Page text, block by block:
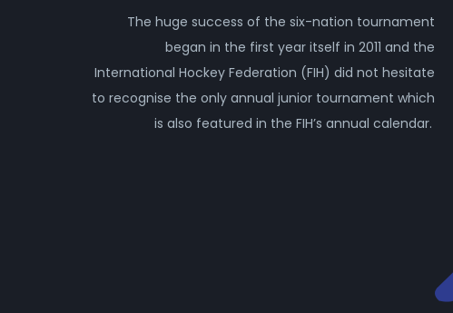
The huge success of the six-nation tournament
began in the first year itself in 2011 and the
International Hockey Federation (FIH) did not hesitate
to recognise the only annual junior tournament which
is also featured in the FIH’s annual calendar.